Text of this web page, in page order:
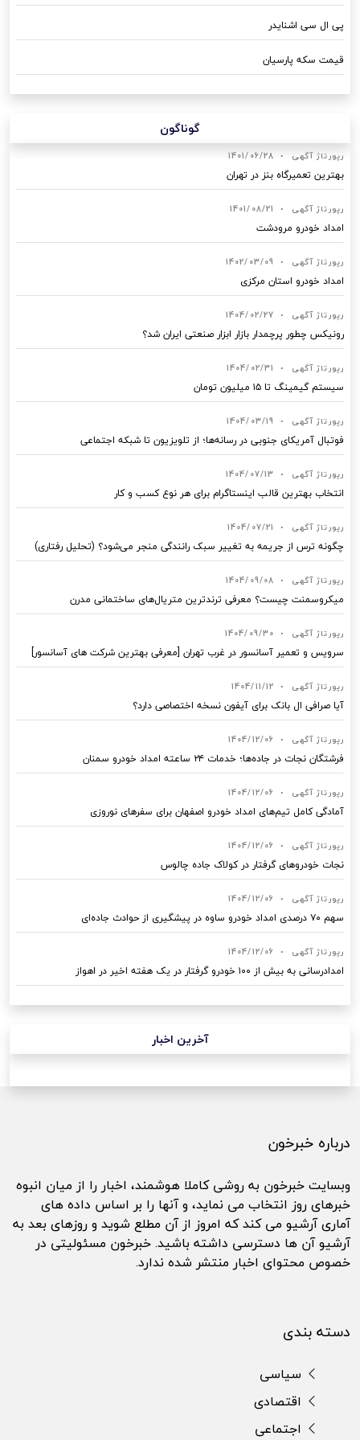
پی ال سی اشنایدر
قیمت سکه پارسیان
گوناگون
رپورتاژ آگهی •
1401/06/28
بهترین تعمیرگاه بنز در تهران
رپورتاژ آگهی •
1401/08/21
امداد خودرو مرودشت
رپورتاژ آگهی •
1402/03/09
امداد خودرو استان مرکزی
رپورتاژ آگهی •
1404/02/27
رونیکس چطور پرچمدار بازار ابزار صنعتی ایران شد؟
رپورتاژ آگهی •
1404/02/31
سیستم گیمینگ تا ۱۵ میلیون تومان
رپورتاژ آگهی •
1404/03/19
فوتبال آمریکای جنوبی در رسانه‌ها؛ از تلویزیون تا شبکه اجتماعی
رپورتاژ آگهی •
1404/07/13
انتخاب بهترین قالب‌ اینستاگرام برای هر نوع کسب‌ و کار
رپورتاژ آگهی •
1404/07/21
چگونه ترس از جریمه به تغییر سبک رانندگی منجر می‌شود؟ (تحلیل رفتاری)
رپورتاژ آگهی •
1404/09/08
میکروسمنت چیست؟ معرفی ترندترین متریال‌های ساختمانی مدرن
رپورتاژ آگهی •
1404/09/30
سرویس و تعمیر آسانسور در غرب تهران [معرفی بهترین شرکت های آسانسور]
رپورتاژ آگهی •
1404/11/12
آیا صرافی ال بانک برای آیفون نسخه اختصاصی دارد؟
رپورتاژ آگهی •
1404/12/06
فرشتگان نجات در جاده‌ها؛ خدمات ۲۴ ساعته امداد خودرو سمنان
رپورتاژ آگهی •
1404/12/06
آمادگی کامل تیم‌های امداد خودرو اصفهان برای سفرهای نوروزی
رپورتاژ آگهی •
1404/12/06
نجات خودروهای گرفتار در کولاک جاده چالوس
رپورتاژ آگهی •
1404/12/06
سهم ۷۰ درصدی امداد خودرو ساوه در پیشگیری از حوادث جاده‌ای
رپورتاژ آگهی •
1404/12/06
امدادرسانی به بیش از ۱۰۰ خودرو گرفتار در یک هفته اخیر در اهواز
آخرین اخبار
درباره خبرخون
وبسایت خبرخون به روشی کاملا هوشمند، اخبار را از میان انبوه
خبرهای روز انتخاب می نماید، و آنها را بر اساس داده های
آماری آرشیو می کند که امروز از آن مطلع شوید و روزهای بعد به
آرشیو آن ها دسترسی داشته باشید. خبرخون مسئولیتی در
خصوص محتوای اخبار منتشر شده ندارد.
دسته بندی
سیاسی
اقتصادی
اجتماعی